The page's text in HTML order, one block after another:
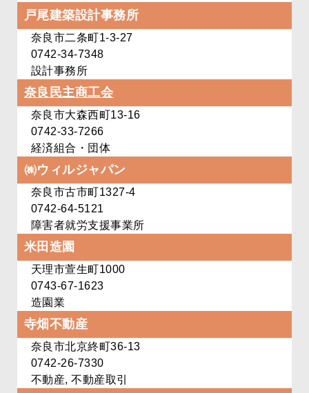
戸尾建築設計事務所
奈良市二条町1-3-27
0742-34-7348
設計事務所
奈良民主商工会
奈良市大森西町13-16
0742-33-7266
経済組合・団体
㈱ウィルジャパン
奈良市古市町1327‐4
0742-64-5121
障害者就労支援事業所
米田造園
天理市萱生町1000
0743-67-1623
造園業
寺畑不動産
奈良市北京終町36-13
0742-26-7330
不動産, 不動産取引